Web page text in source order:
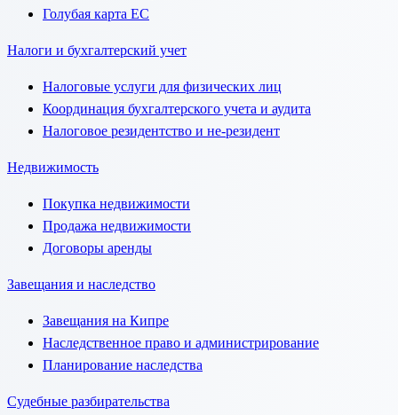
Голубая карта ЕС
Налоги и бухгалтерский учет
Налоговые услуги для физических лиц
Координация бухгалтерского учета и аудита
Налоговое резидентство и не-резидент
Недвижимость
Покупка недвижимости
Продажа недвижимости
Договоры аренды
Завещания и наследство
Завещания на Кипре
Наследственное право и администрирование
Планирование наследства
Судебные разбирательства